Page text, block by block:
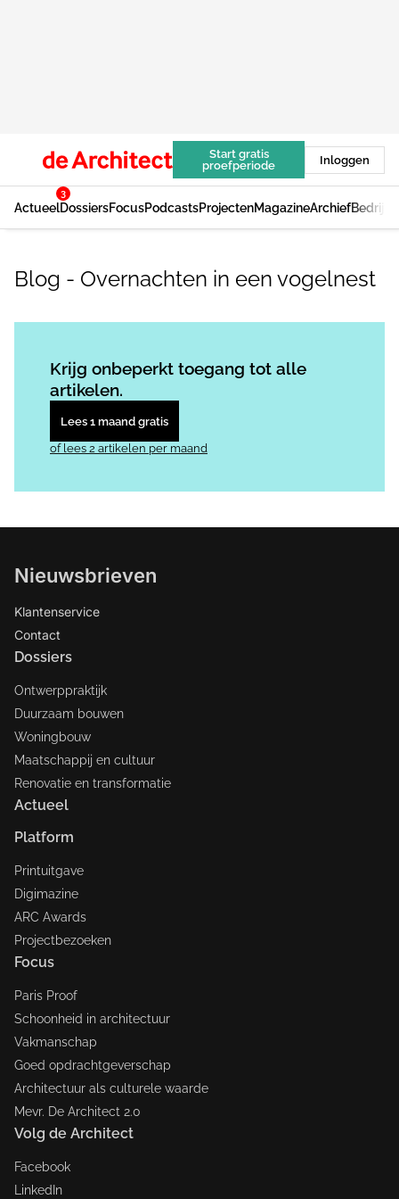
Start gratis
proefperiode
Inloggen
Actueel
3
DossiersFocusPodcastsProjectenMagazineArchief
Blog - Overnachten in een vogelnest
Krijg onbeperkt toegang tot alle
artikelen.
Lees 1 maand gratis
of lees 2 artikelen per maand
Nieuwsbrieven
Klantenservice
Contact
Dossiers
Ontwerppraktijk
Duurzaam bouwen
Woningbouw
Maatschappij en cultuur
Renovatie en transformatie
Actueel
Platform
Printuitgave
Digimazine
ARC Awards
Projectbezoeken
Focus
Paris Proof
Schoonheid in architectuur
Vakmanschap
Goed opdrachtgeverschap
Architectuur als culturele waarde
Mevr. De Architect 2.0
Volg de Architect
Facebook
LinkedIn